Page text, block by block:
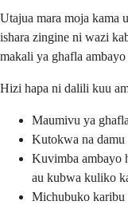
Utajua mara moja kama
ishara zingine ni wazi
makali ya ghafla
Hizi hapa ni dalili kuu
Maumivu ya
Kutokwa na
Kuvimba ambayo
au kubwa kuliko
Michubuko karibu